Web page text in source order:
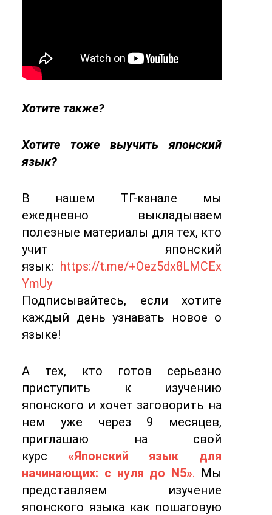
Хотите также?
Хотите тоже выучить японский
язык?
В нашем ТГ-канале мы
ежедневно выкладываем
полезные материалы для тех, кто
учит японский
язык: https://t.me/+Oez5dx8LMCEx
YmUy
Подписывайтесь, если хотите
каждый день узнавать новое о
языке!
А тех, кто готов серьезно
приступить к изучению
японского и хочет заговорить на
нем уже через 9 месяцев,
приглашаю на свой
курс «Японский язык для
начинающих: с нуля до N5». Мы
представляем изучение
японского языка как пошаговую